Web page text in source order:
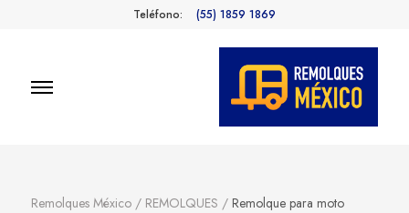
Teléfono: (55) 1859 1869
Remolques México / REMOLQUES / Remolque para moto